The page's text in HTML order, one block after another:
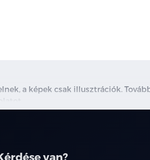
a képek csak illusztrációk.
van?